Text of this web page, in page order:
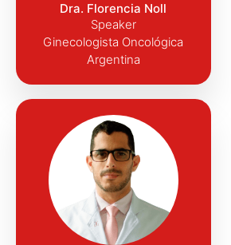
Dra. Florencia Noll
Speaker
Ginecologista Oncológica
Argentina